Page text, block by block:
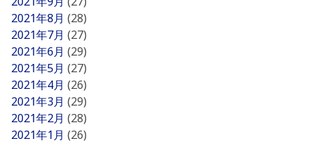
2021年8月 (28)
2021年7月 (27)
2021年6月 (29)
2021年5月 (27)
2021年4月 (26)
2021年3月 (29)
2021年2月 (28)
2021年1月 (26)